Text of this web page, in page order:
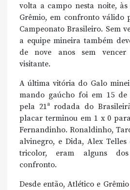
volta a campo nesta noite,
Grêmio, em confronto válido
Campeonato Brasileiro. Sem
a equipe mineira também
de nove anos sem
visitante.
A última vitória do Galo
mando gaúcho foi em 15 de
pela 21ª rodada do
placar terminou em 1 x 0
Fernandinho. Ronaldinho,
alvinegro, e Dida, Alex
tricolor, eram alguns
confronto.
Desde então, Atlético e